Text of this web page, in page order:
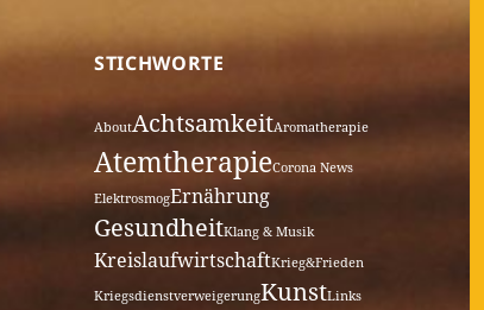
STICHWORTE
AboutAchtsamkeitAromatherapie
AtemtherapieCorona News
ElektrosmogErnährung
GesundheitKlang & Musik
KreislaufwirtschaftKrieg&Frieden
KriegsdienstverweigerungKunstLinks